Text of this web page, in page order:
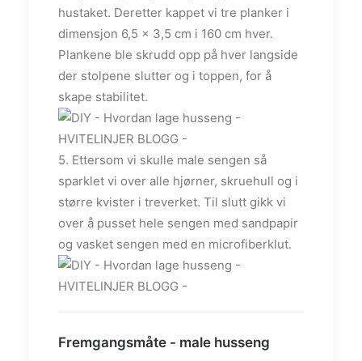
hustaket. Deretter kappet vi tre planker i
dimensjon 6,5 x 3,5 cm i 160 cm hver.
Plankene ble skrudd opp på hver langside
der stolpene slutter og i toppen, for å
skape stabilitet.
5. Ettersom vi skulle male sengen så
sparklet vi over alle hjørner, skruehull og i
større kvister i treverket. Til slutt gikk vi
over å pusset hele sengen med sandpapir
og vasket sengen med en microfiberklut.
Fremgangsmåte - male husseng